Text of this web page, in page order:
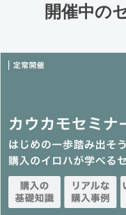
開催中の